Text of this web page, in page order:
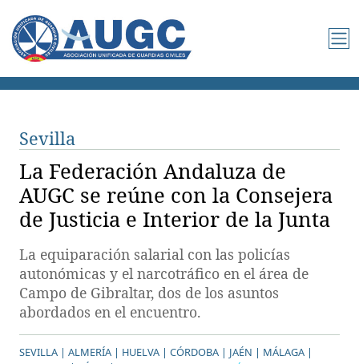
Sevilla
La Federación Andaluza de
AUGC se reúne con la Consejera
de Justicia e Interior de la Junta
La equiparación salarial con las policías
autonómicas y el narcotráfico en el área de
Campo de Gibraltar, dos de los asuntos
abordados en el encuentro.
SEVILLA | ALMERÍA | HUELVA | CÓRDOBA | JAÉN | MÁLAGA |